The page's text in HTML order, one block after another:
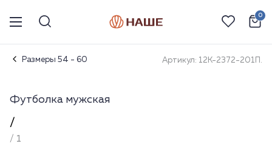
0
Размеры 54 - 60 Артикул: 12К-2372-201П.
Футболка мужская
/
/ 1